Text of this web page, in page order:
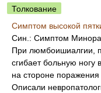
Толкование
Симптом высокой
Син.: Симптом
При люмбоишиалгии,
сгибает больную ногу
на стороне
Описали